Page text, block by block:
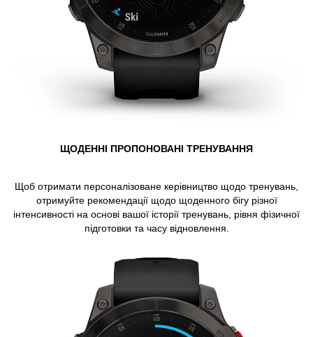
ЩОДЕННІ ПРОПОНОВАНІ ТРЕНУВАННЯ
Щоб отримати персоналізоване керівництво щодо тренувань,
отримуйте рекомендації щодо щоденного бігу різної
інтенсивності на основі вашої історії тренувань, рівня фізичної
підготовки та часу відновлення.